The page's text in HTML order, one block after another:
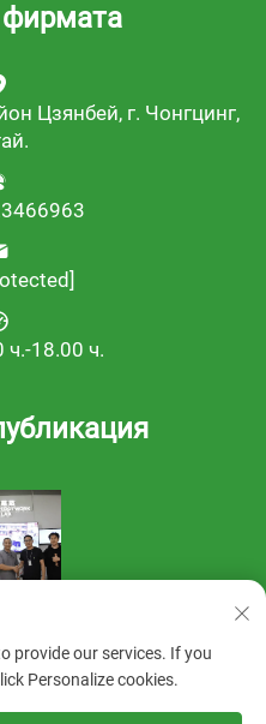
Цзянбей, г. Чонгцинг,
ч.-18.00 ч.
provide our services. If you
Personalize cookies.